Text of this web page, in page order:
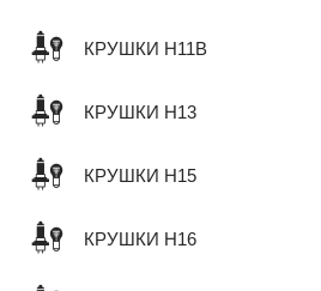
КРУШКИ H11B
КРУШКИ H13
КРУШКИ H15
КРУШКИ H16